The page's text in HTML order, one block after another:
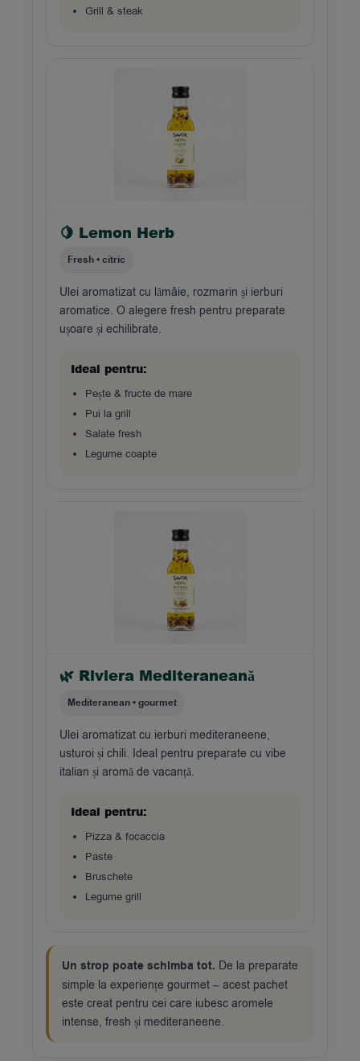
Grill & steak
🍋 Lemon Herb
Fresh • citric
Ulei aromatizat cu lămâie, rozmarin și ierburi
aromatice. O alegere fresh pentru preparate
ușoare și echilibrate.
Ideal pentru:
Pește & fructe de mare
Pui la grill
Salate fresh
Legume coapte
🌿 Riviera Mediteraneană
Mediteranean • gourmet
Ulei aromatizat cu ierburi mediteraneene,
usturoi și chili. Ideal pentru preparate cu vibe
italian și aromă de vacanță.
Ideal pentru:
Pizza & focaccia
Paste
Bruschete
Legume grill
Un strop poate schimba tot. De la preparate
simple la experiențe gourmet – acest pachet
este creat pentru cei care iubesc aromele
intense, fresh și mediteraneene.